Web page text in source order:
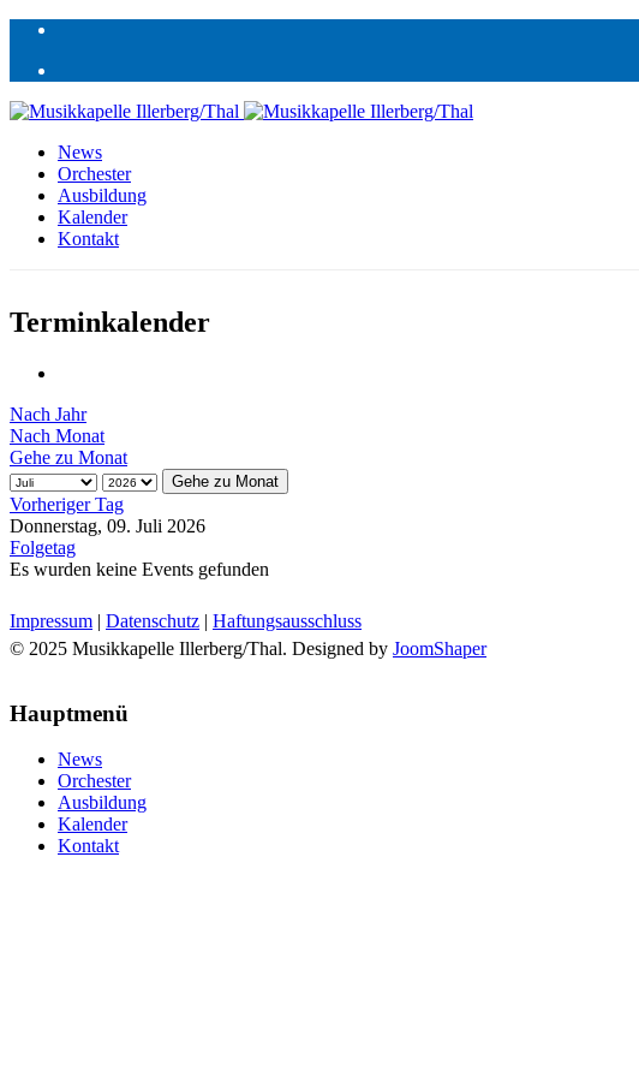
News
Orchester
Ausbildung
Kalender
Kontakt
Terminkalender
Nach Jahr
Nach Monat
Gehe zu Monat
Gehe zu Monat
Vorheriger Tag
Donnerstag, 09. Juli 2026
Folgetag
Es wurden keine Events gefunden
Impressum | Datenschutz | Haftungsausschluss
© 2025 Musikkapelle Illerberg/Thal. Designed by JoomShaper
Hauptmenü
News
Orchester
Ausbildung
Kalender
Kontakt